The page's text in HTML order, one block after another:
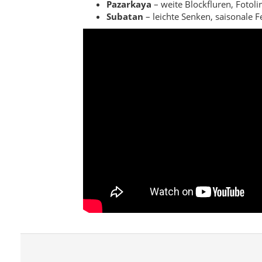
Pazarkaya – weite Blockfluren,
Subatan – leichte Senken, saisonale